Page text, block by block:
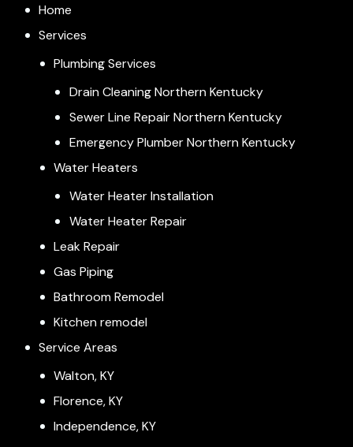
Home
Services
Plumbing Services
Drain Cleaning Northern Kentucky
Sewer Line Repair Northern Kentucky
Emergency Plumber Northern Kentucky
Water Heaters
Water Heater Installation
Water Heater Repair
Leak Repair
Gas Piping
Bathroom Remodel
Kitchen remodel
Service Areas
Walton, KY
Florence, KY
Independence, KY